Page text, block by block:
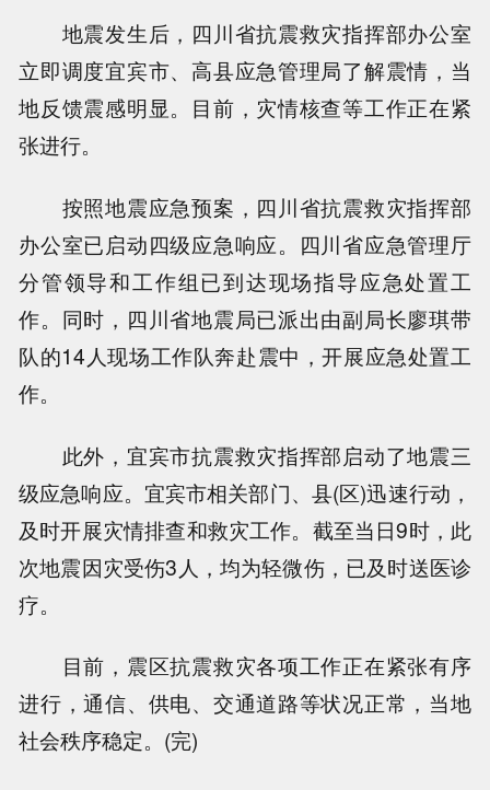
地震发生后，四川省抗震救灾指挥部办公室
立即调度宜宾市、高县应急管理局了解震情，当
地反馈震感明显。目前，灾情核查等工作正在紧
张进行。
按照地震应急预案，四川省抗震救灾指挥部
办公室已启动四级应急响应。四川省应急管理厅
分管领导和工作组已到达现场指导应急处置工
作。同时，四川省地震局已派出由副局长廖琪带
队的14人现场工作队奔赴震中，开展应急处置工
作。
此外，宜宾市抗震救灾指挥部启动了地震三
级应急响应。宜宾市相关部门、县(区)迅速行动，
及时开展灾情排查和救灾工作。截至当日9时，此
次地震因灾受伤3人，均为轻微伤，已及时送医诊
疗。
目前，震区抗震救灾各项工作正在紧张有序
进行，通信、供电、交通道路等状况正常，当地
社会秩序稳定。(完)